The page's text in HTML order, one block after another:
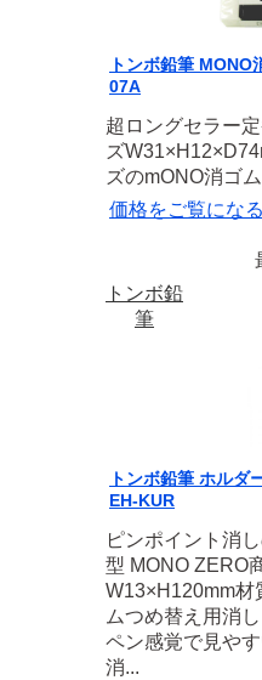
トンボ鉛筆 MONO
07A
超ロングセラー
ズ
ズのmONO消ゴム
価格をご覧にな
トンボ鉛
筆
トンボ鉛筆 ホルダ
EH-KUR
ピンポイント消
型 MONO ZERO
W13×H120mm材
ムつめ替え用消
ペン感覚で見や
消...